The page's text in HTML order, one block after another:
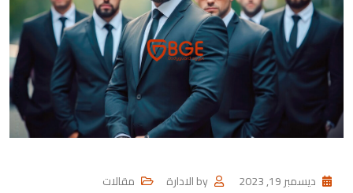
ديسمبر 19, 2023 byالادارة مقالات